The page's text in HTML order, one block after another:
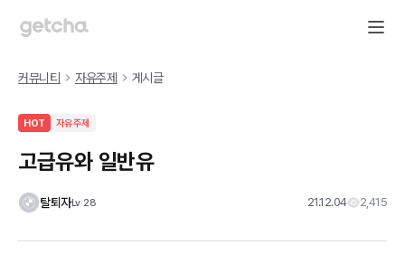
커뮤니티 자유주제 게시글
HOT 자유주제
고급유와 일반유
탈퇴자Lv 28 21.12.04 2,415